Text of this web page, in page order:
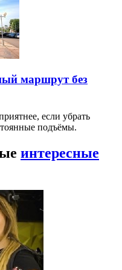
маршрут без
если убрать
подъёмы.
интересные